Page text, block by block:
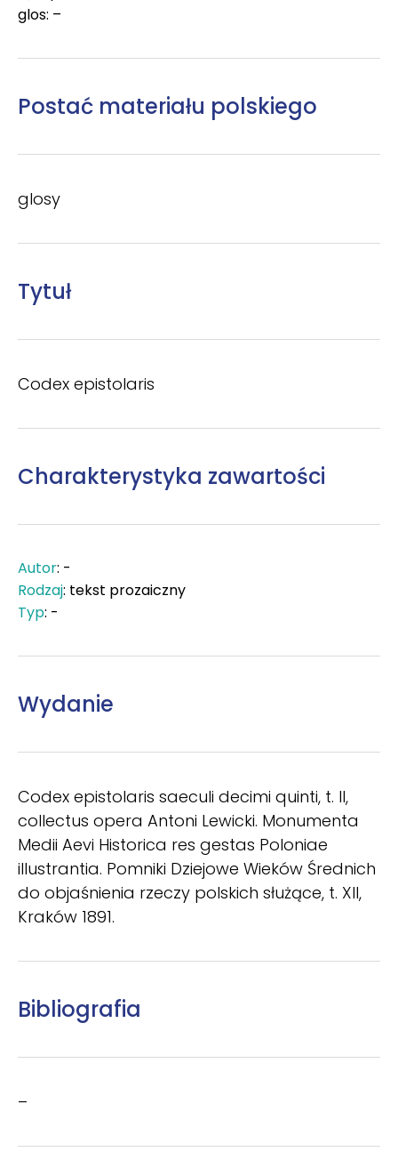
glos: –
Postać materiału polskiego
glosy
Tytuł
Codex epistolaris
Charakterystyka zawartości
Autor: -
Rodzaj: tekst prozaiczny
Typ: -
Wydanie
Codex epistolaris saeculi decimi quinti, t. II,
collectus opera Antoni Lewicki. Monumenta
Medii Aevi Historica res gestas Poloniae
illustrantia. Pomniki Dziejowe Wieków Średnich
do objaśnienia rzeczy polskich służące, t. XII,
Kraków 1891.
Bibliografia
–